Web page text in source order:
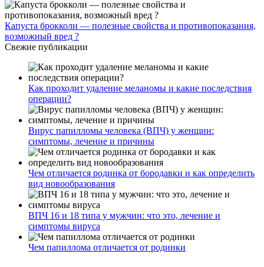
Капуста брокколи — полезные свойства и противопоказания,
возможный вред ?
Свежие публикации
Как проходит удаление меланомы и какие последствия
операции?
Вирус папилломы человека (ВПЧ) у женщин:
симптомы, лечение и причины
Чем отличается родинка от бородавки и как определить
вид новообразования
ВПЧ 16 и 18 типа у мужчин: что это, лечение и
симптомы вируса
Чем папиллома отличается от родинки